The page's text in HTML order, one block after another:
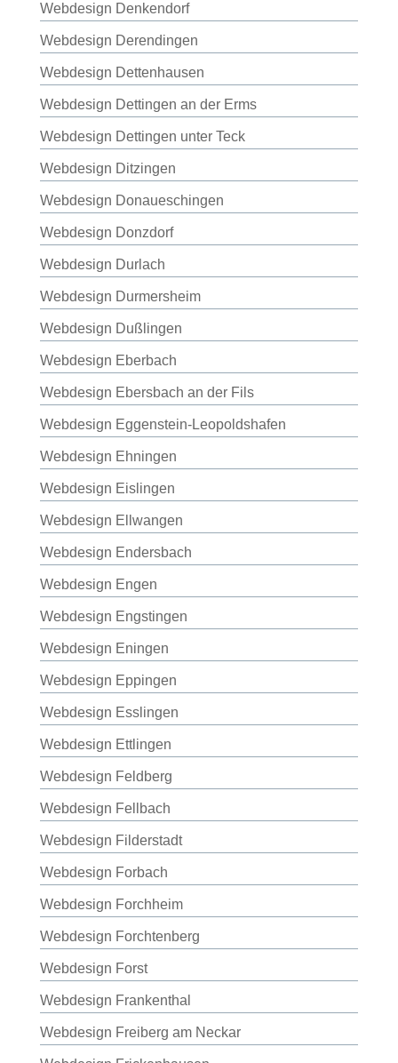
Webdesign Denkendorf
Webdesign Derendingen
Webdesign Dettenhausen
Webdesign Dettingen an der Erms
Webdesign Dettingen unter Teck
Webdesign Ditzingen
Webdesign Donaueschingen
Webdesign Donzdorf
Webdesign Durlach
Webdesign Durmersheim
Webdesign Dußlingen
Webdesign Eberbach
Webdesign Ebersbach an der Fils
Webdesign Eggenstein-Leopoldshafen
Webdesign Ehningen
Webdesign Eislingen
Webdesign Ellwangen
Webdesign Endersbach
Webdesign Engen
Webdesign Engstingen
Webdesign Eningen
Webdesign Eppingen
Webdesign Esslingen
Webdesign Ettlingen
Webdesign Feldberg
Webdesign Fellbach
Webdesign Filderstadt
Webdesign Forbach
Webdesign Forchheim
Webdesign Forchtenberg
Webdesign Forst
Webdesign Frankenthal
Webdesign Freiberg am Neckar